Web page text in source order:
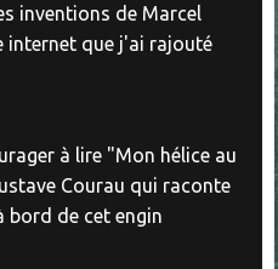
inventions de Marcel
que j'ai rajouté
à lire "Mon hélice au
Courau qui raconte
bord de cet engin